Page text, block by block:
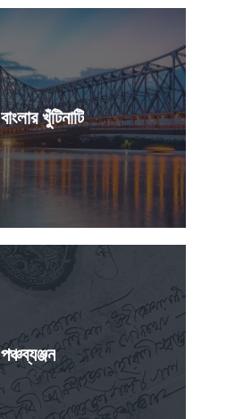
বাংলার খুঁটিনাটি
পঞ্চব্যঞ্জন